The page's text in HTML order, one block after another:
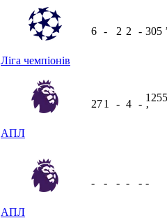
Ліга чемпіонів
6 - 2 2 - 305
АПЛ
271 - 4 -
1255
ʼ
АПЛ
- - - - - -